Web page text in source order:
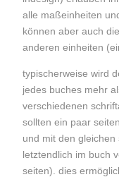
alle maßeinheiten
können aber auch
anderen einheiten
typischerweise wird
jedes buches mehr
verschiedenen
sollten ein paar
und mit den
letztendlich im buch
seiten). dies